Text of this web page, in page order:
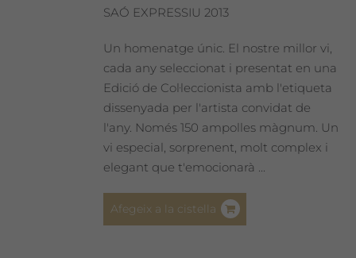
SAÓ EXPRESSIU 2013
Un homenatge únic. El nostre millor vi,
cada any seleccionat i presentat en una
Edició de Col·leccionista amb l'etiqueta
dissenyada per l'artista convidat de
l'any. Només 150 ampolles màgnum. Un
vi especial, sorprenent, molt complex i
elegant que t'emocionarà ...
Afegeix a la cistella